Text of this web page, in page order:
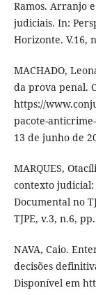
Ramos. Arranjo
judiciais. In:
Horizonte. V.16,
MACHADO,
da prova penal.
https://
pacote-
13 de junho de
MARQUES,
contexto judicial:
Documental no
TJPE, v.3, n.6,
NAVA, Caio.
decisões
Disponível em